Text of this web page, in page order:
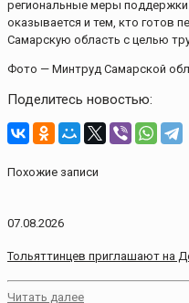
региональные меры
оказывается и тем, кто готов
Самарскую область с целью
Фото — Минтруд Самарской
Поделитесь новостью:
Похожие записи
07.08.2026
Тольяттинцев приглашают на
Читать далее